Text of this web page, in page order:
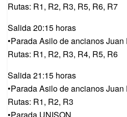
Rutas: R1, R2, R3, R5, R6, R7
Salida 20:15 horas
•Parada Asilo de ancianos Juan
Rutas: R1, R2, R3, R4, R5, R6
Salida 21:15 horas
•Parada Asilo de ancianos Juan
Rutas: R1, R2, R3